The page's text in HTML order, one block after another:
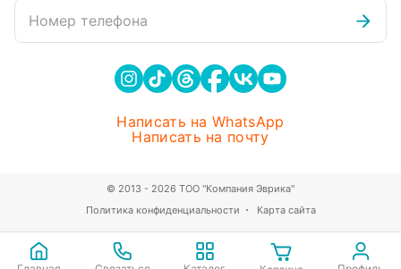
Номер телефона
Написать на WhatsApp
Написать на почту
Политика конфиденциальности Карта сайта
© 2013 - 2026 ТОО "Компания Эврика"